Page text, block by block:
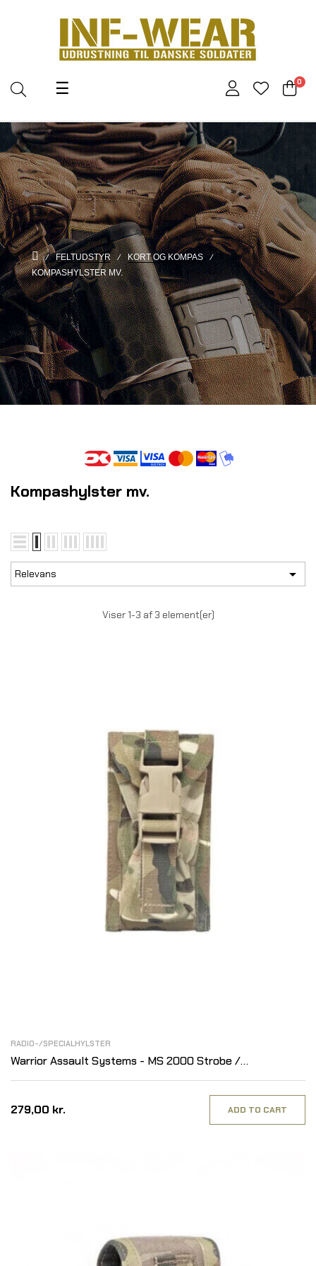
0
Toggle
☰
FELTUDSTYR
KORT OG KOMPAS
KOMPASHYLSTER MV.
Kompashylster mv.
Relevans 
Viser 1-3 af 3 element(er)
RADIO-/SPECIALHYLSTER
Warrior Assault Systems - MS 2000 Strobe /
Kompastaske, Multicam
279,00 kr. ADD TO CART